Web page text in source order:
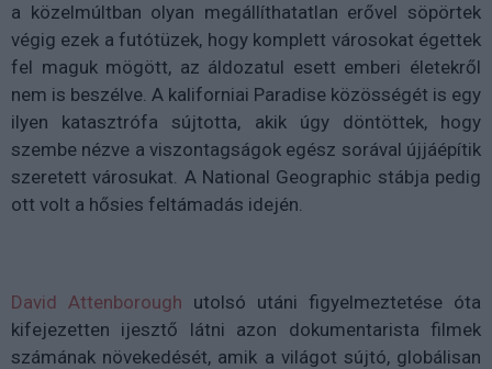
a közelmúltban olyan megállíthatatlan erővel söpörtek
végig ezek a futótüzek, hogy komplett városokat égettek
fel maguk mögött, az áldozatul esett emberi életekről
nem is beszélve. A kaliforniai Paradise közösségét is egy
ilyen katasztrófa sújtotta, akik úgy döntöttek, hogy
szembe nézve a viszontagságok egész sorával újjáépítik
szeretett városukat. A National Geographic stábja pedig
ott volt a hősies feltámadás idején.
David Attenborough utolsó utáni figyelmeztetése óta
kifejezetten ijesztő látni azon dokumentarista filmek
számának növekedését, amik a világot sújtó, globálisan